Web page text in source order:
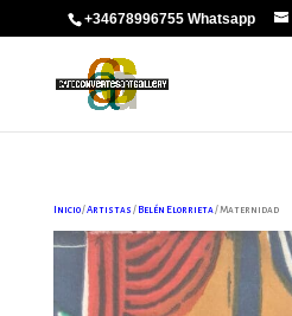
+34678996755 Whatsapp
Inicio/Artistas / Belén Elorrieta/ Maternidad